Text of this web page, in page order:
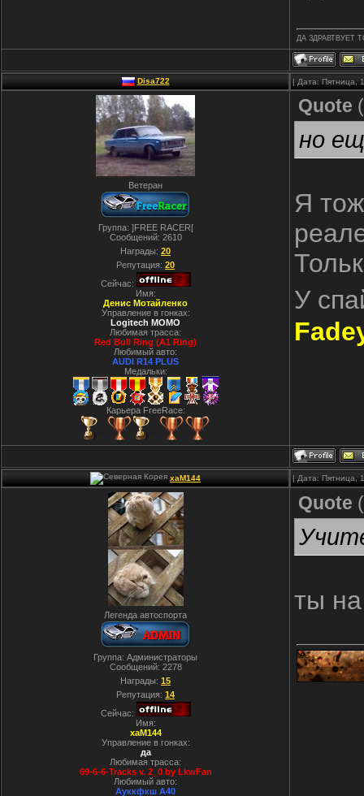
ДА ЗДРАВТВУЕТ
Disa722 | Дата: Пятница,
Ветеран
Группа: ]FREE RACER[
Сообщений: 2610
Награды: 20
Репутация: 20
Сейчас:
Имя:
Денис Мотайленко
Управление в гонках:
Logitech MOMO
Любимая трасса:
Red Bull Ring (A1 Ring)
Любимый авто:
AUDI R14 PLUS
Медальки:
Карьера FreeRace:
Quote (
но
Я
У
xaM144 | Дата: Пятница,
Легенда автоспорта
Группа: Администраторы
Сообщений: 2278
Награды: 15
Репутация: 14
Сейчас:
Имя:
xaM144
Управление в гонках:
да
Любимая трасса:
69-6-6-Tracks v. 2_0 by LkwFan
Любимый авто:
Ауккфкш А40
Quote (
ты